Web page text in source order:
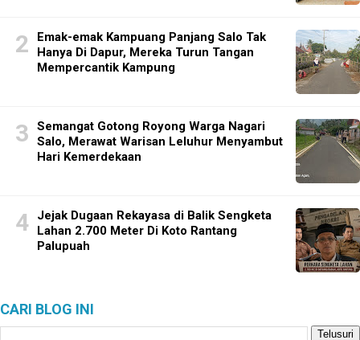
Emak-emak Kampuang Panjang Salo Tak
Hanya Di Dapur, Mereka Turun Tangan
Mempercantik Kampung
Semangat Gotong Royong Warga Nagari
Salo, Merawat Warisan Leluhur Menyambut
Hari Kemerdekaan
Jejak Dugaan Rekayasa di Balik Sengketa
Lahan 2.700 Meter Di Koto Rantang
Palupuah
CARI BLOG INI